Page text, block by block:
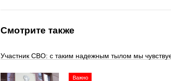
Смотрите также
Участник СВО: с таким надежным тылом мы
Важно